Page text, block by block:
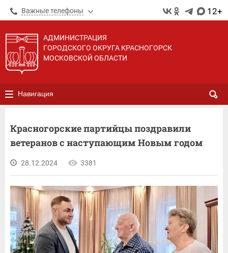
Важные телефоны 12+
АДМИНИСТРАЦИЯ
ГОРОДСКОГО ОКРУГА КРАСНОГОРСК
МОСКОВСКОЙ ОБЛАСТИ
Навигация
Красногорские партийцы поздравили
ветеранов с наступающим Новым годом
28.12.2024 3381